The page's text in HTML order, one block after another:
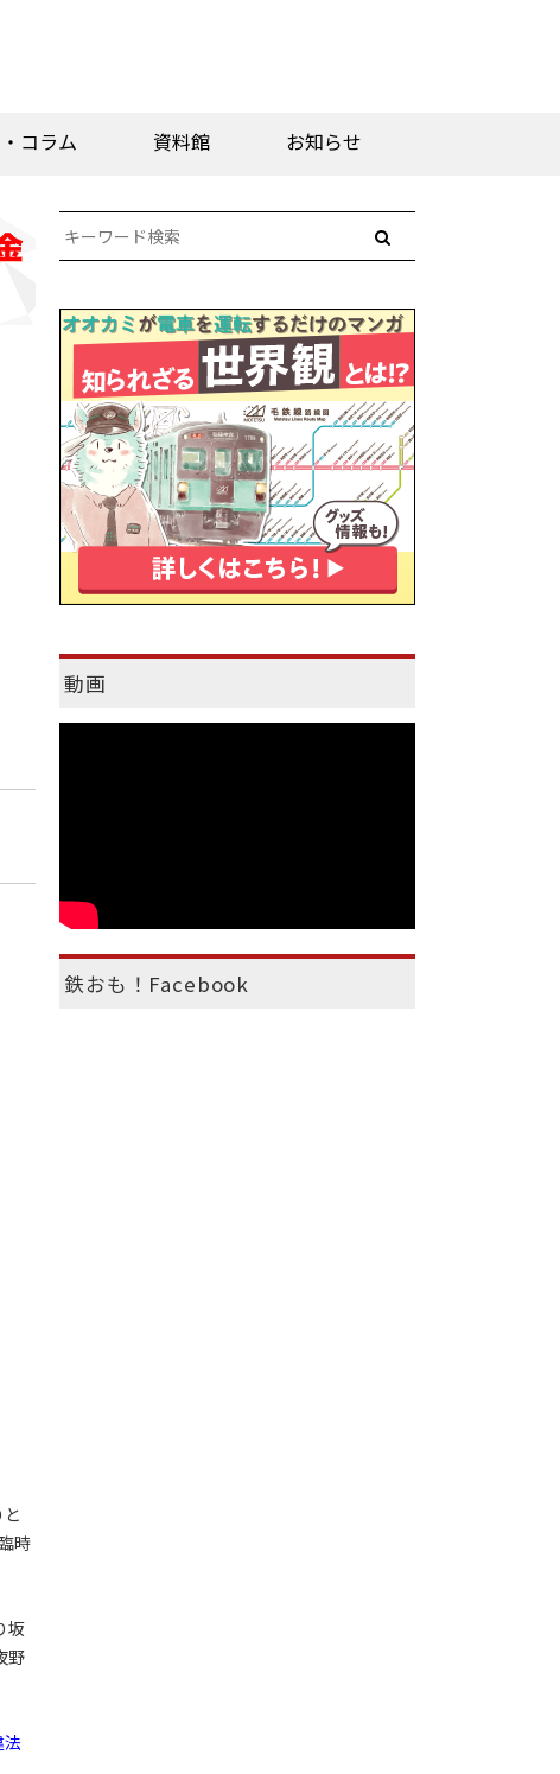
コラム 資料館 お知らせ
時
坂
野
動画
鉄おも！Facebook